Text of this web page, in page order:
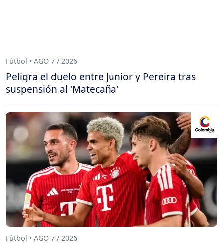
Fútbol • AGO 7 / 2026
Peligra el duelo entre Junior y Pereira tras
suspensión al 'Matecaña'
Fútbol • AGO 7 / 2026